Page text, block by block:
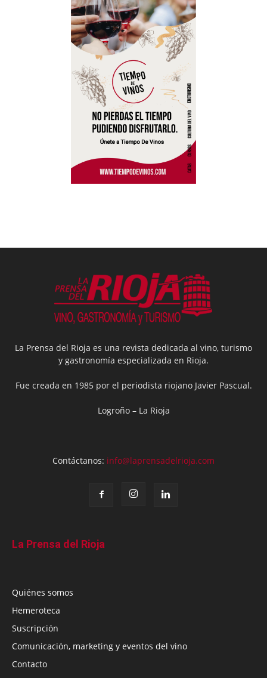
La Prensa del Rioja es una revista dedicada al vino, turismo
y gastronomía especializada en Rioja.
Fue creada en 1985 por el periodista riojano Javier Pascual.
Logroño – La Rioja
Contáctanos: info@laprensadelrioja.com
La Prensa del Rioja
Quiénes somos
Hemeroteca
Suscripción
Comunicación, marketing y eventos del vino
Contacto